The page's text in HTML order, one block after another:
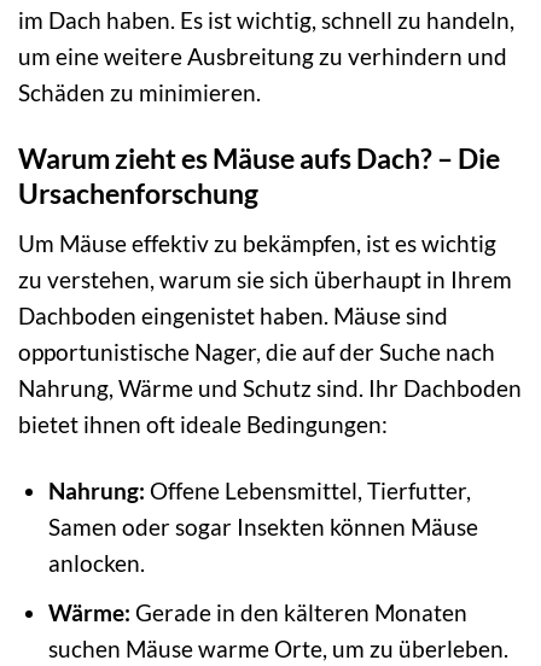
im Dach haben. Es ist wichtig, schnell zu handeln,
um eine weitere Ausbreitung zu verhindern und
Schäden zu minimieren.
Warum zieht es Mäuse aufs Dach? – Die
Ursachenforschung
Um Mäuse effektiv zu bekämpfen, ist es wichtig
zu verstehen, warum sie sich überhaupt in Ihrem
Dachboden eingenistet haben. Mäuse sind
opportunistische Nager, die auf der Suche nach
Nahrung, Wärme und Schutz sind. Ihr Dachboden
bietet ihnen oft ideale Bedingungen:
Nahrung: Offene Lebensmittel, Tierfutter,
Samen oder sogar Insekten können Mäuse
anlocken.
Wärme: Gerade in den kälteren Monaten
suchen Mäuse warme Orte, um zu überleben.